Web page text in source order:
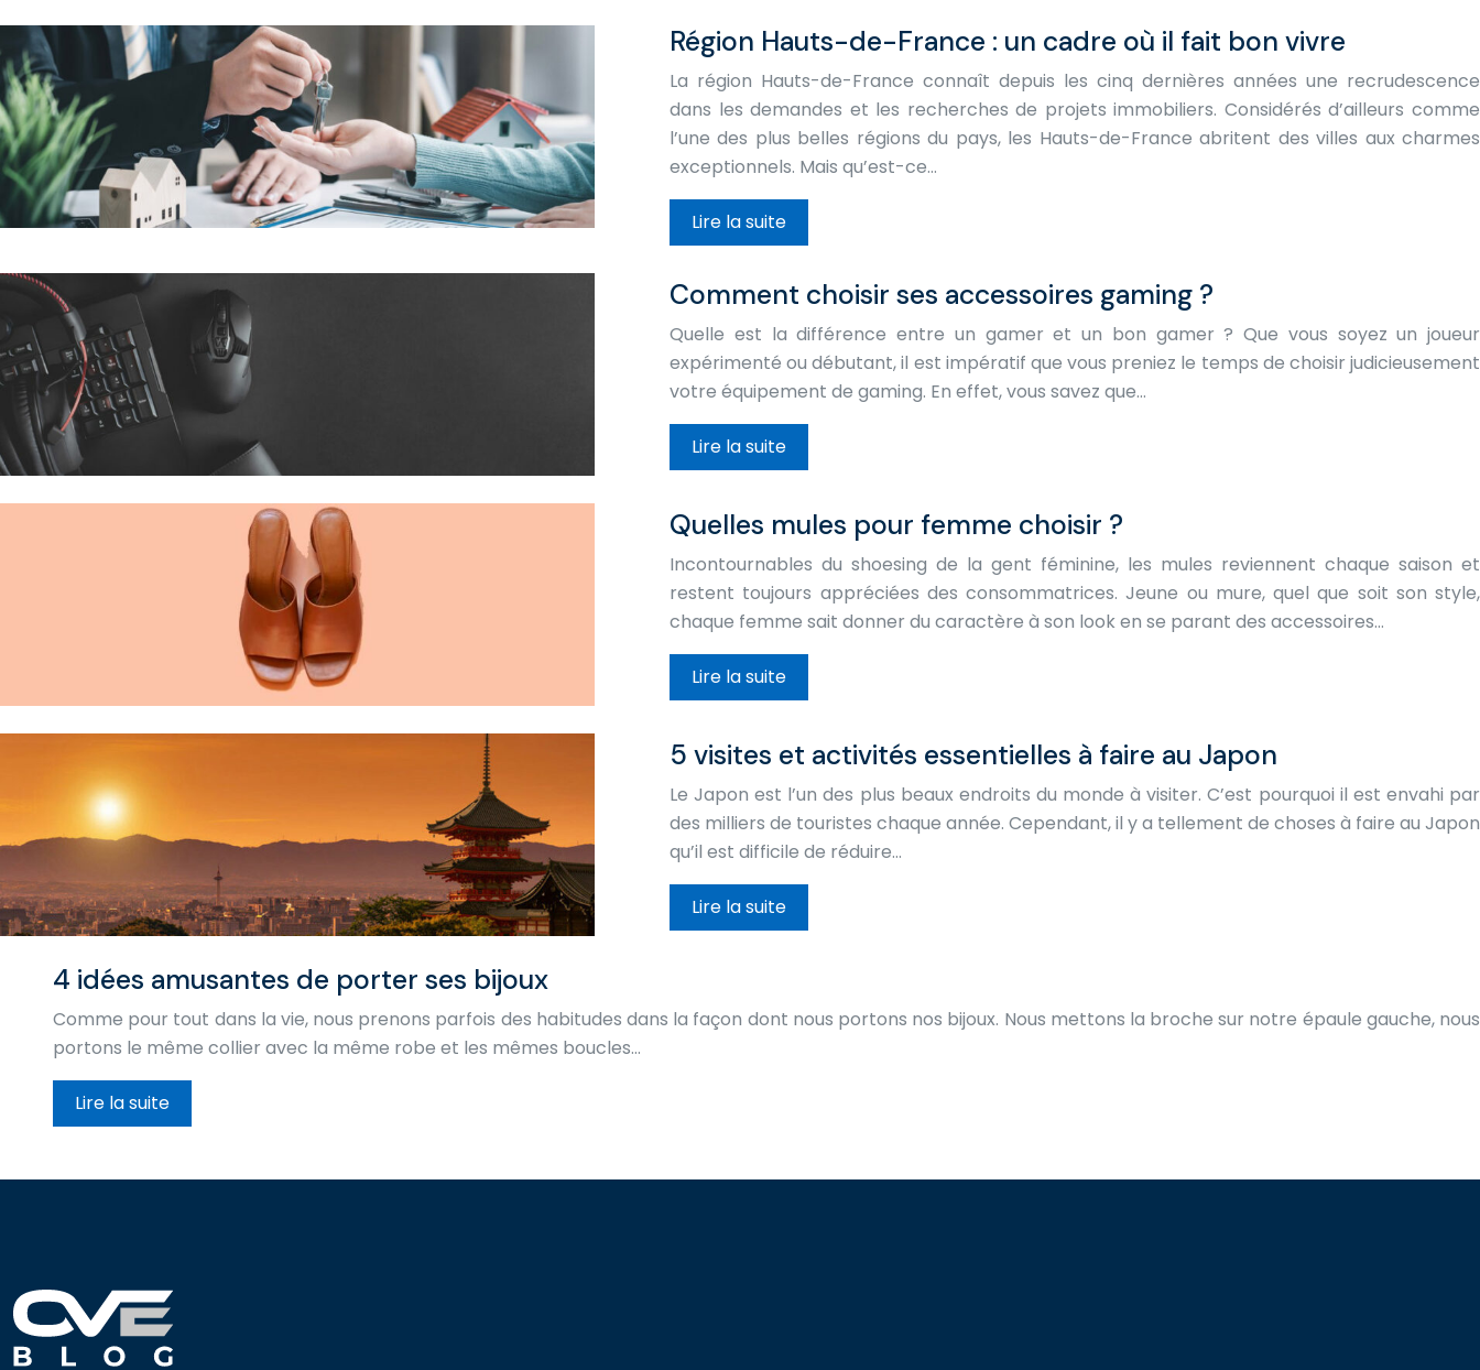
Région Hauts-de-France : un cadre où il fait bon vivre
La région Hauts-de-France connaît depuis les cinq dernières années une recrudescence
dans les demandes et les recherches de projets immobiliers. Considérés d’ailleurs comme
l’une des plus belles régions du pays, les Hauts-de-France abritent des villes aux charmes
exceptionnels. Mais qu’est-ce…
Lire la suite
Comment choisir ses accessoires gaming ?
Quelle est la différence entre un gamer et un bon gamer ? Que vous soyez un joueur
expérimenté ou débutant, il est impératif que vous preniez le temps de choisir judicieusement
votre équipement de gaming. En effet, vous savez que…
Lire la suite
Quelles mules pour femme choisir ?
Incontournables du shoesing de la gent féminine, les mules reviennent chaque saison et
restent toujours appréciées des consommatrices. Jeune ou mure, quel que soit son style,
chaque femme sait donner du caractère à son look en se parant des accessoires…
Lire la suite
5 visites et activités essentielles à faire au Japon
Le Japon est l’un des plus beaux endroits du monde à visiter. C’est pourquoi il est envahi par
des milliers de touristes chaque année. Cependant, il y a tellement de choses à faire au Japon
qu’il est difficile de réduire…
Lire la suite
4 idées amusantes de porter ses bijoux
Comme pour tout dans la vie, nous prenons parfois des habitudes dans la façon dont nous portons nos bijoux. Nous mettons la broche sur notre épaule gauche, nous
portons le même collier avec la même robe et les mêmes boucles…
Lire la suite